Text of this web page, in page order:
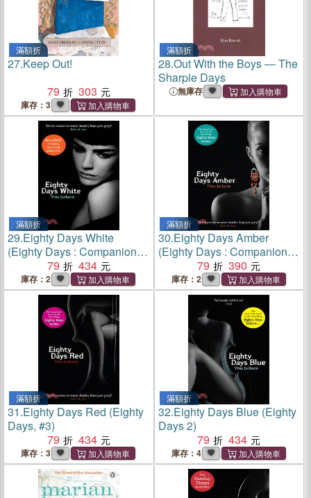
滿額折
27.Keep Out!
79
303
庫存：3
滿額折
28.Out With the Boys ― The
Sharpie Days
無庫存
滿額折
29.Eighty Days White
(Eighty Days : Companion,
79 434
庫存：2
滿額折
30.Eighty Days Amber
(Eighty Days : Companion,
79 390
庫存：2
滿額折
31.Eighty Days Red (Eighty
Days, #3)
79
434
庫存：3
滿額折
32.Eighty Days Blue (Eighty
Days 2)
79
434
庫存：4